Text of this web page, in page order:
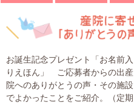
お誕生記念プレゼント「お名前入
りえほん」 ご応募者からの出産
院へのありがとうの声・その施設
でよかったことをご紹介。（定期